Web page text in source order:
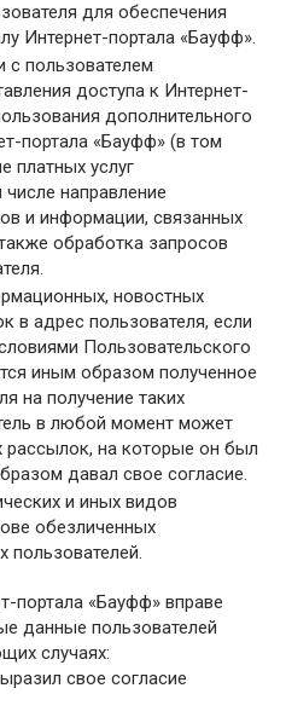
для обеспечения
Интернет-портала «Бауфф».
с пользователем
доступа к Интернет-
дополнительного
портала «Бауфф» (в том
платных услуг
направление
и информации, связанных
обработка запросов
новостных
в адрес пользователя, если
Пользовательского
иным образом полученное
на получение таких
в любой момент может
рассылок, на которые он был
давал свое согласие.
и иных видов
обезличенных
пользователей.
портала «Бауфф» вправе
данные пользователей
случаях:
свое согласие